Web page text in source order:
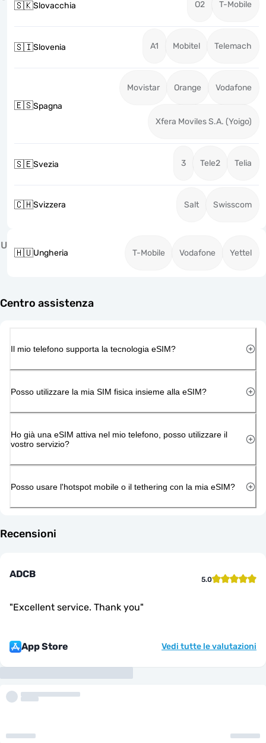
🇸🇰Slovacchia O2 T-Mobile
🇸🇮Slovenia A1 Mobitel Telemach
🇪🇸Spagna
Movistar Orange Vodafone
Xfera Moviles S.A. (Yoigo)
🇸🇪Svezia 3 Tele2 Telia
🇨🇭Svizzera Salt Swisscom
U
🇭🇺Ungheria T-Mobile Vodafone Yettel
Centro assistenza
Il mio telefono supporta la tecnologia eSIM?
Posso utilizzare la mia SIM fisica insieme alla eSIM?
Ho già una eSIM attiva nel mio telefono, posso utilizzare il
vostro servizio?
Posso usare l'hotspot mobile o il tethering con la mia eSIM?
Recensioni
ADCB 5.0
"Excellent service. Thank you"
App Store Vedi tutte le valutazioni